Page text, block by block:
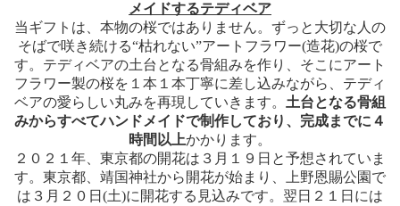
メイドするテディベア
当ギフトは、本物の桜ではありません。ずっと大切な人の
そばで咲き続ける“枯れない”アートフラワー(造花)の桜で
す。テディベアの土台となる骨組みを作り、そこにアート
フラワー製の桜を１本１本丁寧に差し込みながら、テディ
ベアの愛らしい丸みを再現していきます。 土台となる骨組
みからすべてハンドメイドで制作しており、完成までに４
時間以上かかります。
２０２１年、東京都の開花は３月１９日と予想されていま
す。東京都、靖国神社から開花が始まり、上野恩賜公園で
は３月２０日(土)に開花する見込みです。翌日２１日には